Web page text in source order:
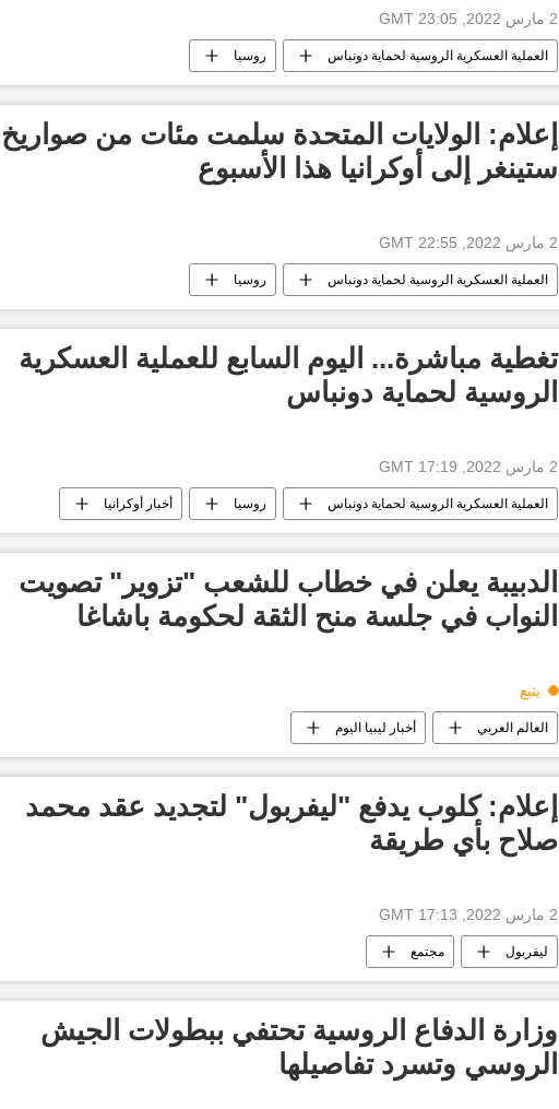
2 مارس 2022, 23:05 GMT
العملية العسكرية الروسية لحماية دونباس روسيا
إعلام: الولايات المتحدة سلمت مئات من صواريخ
ستينغر إلى أوكرانيا هذا الأسبوع
2 مارس 2022, 22:55 GMT
العملية العسكرية الروسية لحماية دونباس روسيا
تغطية مباشرة... اليوم السابع للعملية العسكرية
الروسية لحماية دونباس
2 مارس 2022, 17:19 GMT
العملية العسكرية الروسية لحماية دونباس روسيا أخبار أوكرانيا
الدبيبة يعلن في خطاب للشعب "تزوير" تصويت
النواب في جلسة منح الثقة لحكومة باشاغا
يتبع
العالم العربي أخبار ليبيا اليوم
إعلام: كلوب يدفع "ليفربول" لتجديد عقد محمد
صلاح بأي طريقة
2 مارس 2022, 17:13 GMT
ليفربول مجتمع
وزارة الدفاع الروسية تحتفي ببطولات الجيش
الروسي وتسرد تفاصيلها